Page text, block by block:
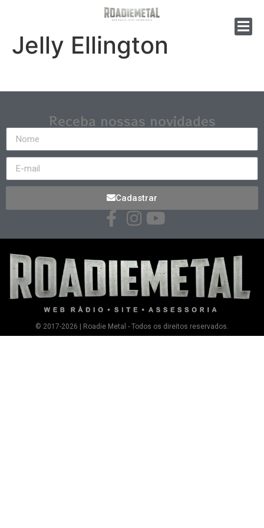
Jelly Ellington
Receba nossas novidades
Cadastrar
© 2017-2026 | Roadie Metal - Todos os direitos reservados.